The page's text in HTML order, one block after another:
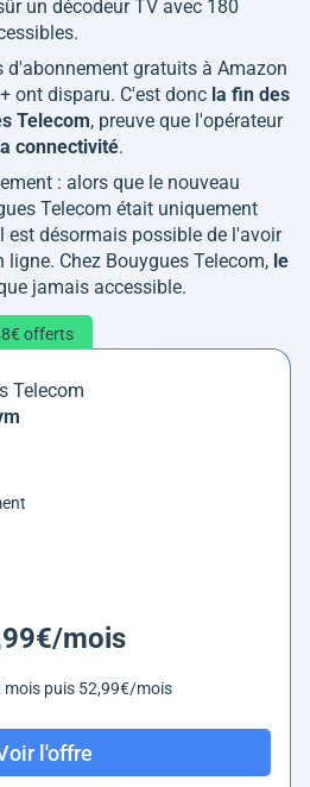
un décodeur TV avec 180
d'abonnement gratuits à Amazon
ont disparu. C'est donc la fin des
Telecom, preuve que l'opérateur
connectivité.
: alors que le nouveau
Telecom était uniquement
est désormais possible de l'avoir
Chez Bouygues Telecom, le
jamais accessible.
offerts
Telecom
mois
mois puis 52,99€/mois
l'offre